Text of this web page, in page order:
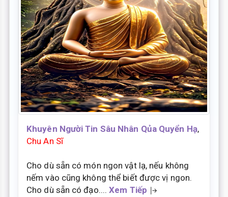
Khuyên Người Tin Sâu Nhân Qủa Quyển Hạ,
Chu An Sĩ
Cho dù sẵn có món ngon vật lạ, nếu không
nếm vào cũng không thể biết được vị ngon.
Cho dù sẵn có đạo....Xem Tiếp